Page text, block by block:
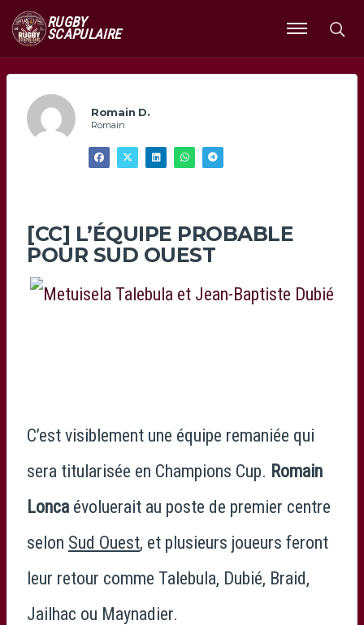
RUGBY
SCAPULAIRE
Ouvrir
le
Romain D.
Romain
[CC] L’ÉQUIPE PROBABLE
POUR SUD OUEST
C’est visiblement une équipe remaniée qui
sera titularisée en Champions Cup. Romain
Lonca évoluerait au poste de premier centre
selon Sud Ouest, et plusieurs joueurs feront
leur retour comme Talebula, Dubié, Braid,
Jailhac ou Maynadier.